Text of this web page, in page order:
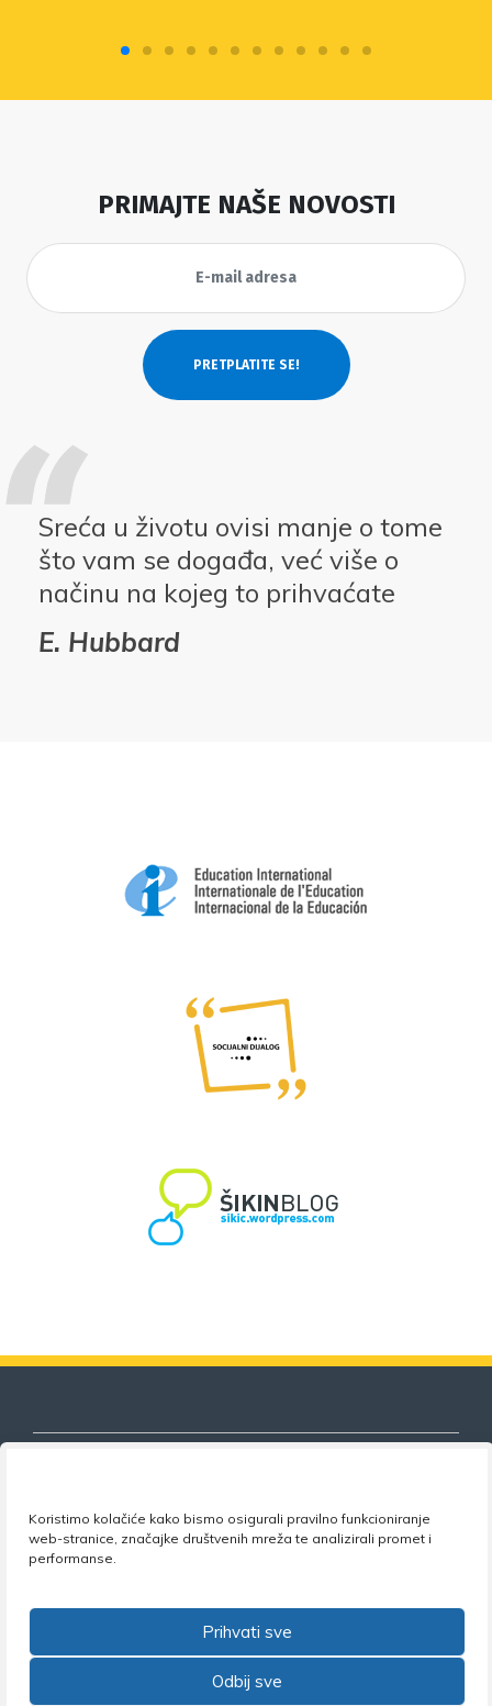
Koristimo kolačiće kako bismo osigurali pravilno funkcioniranje
web-stranice, značajke društvenih mreža te analizirali promet i
performanse.
Prihvati sve
Odbij sve
PRIMAJTE NAŠE NOVOSTI
Sreća u životu ovisi manje o tome
što vam se događa, već više o
načinu na kojeg to prihvaćate
E. Hubbard
Nezavisni sindikat znanosti i visokog
obrazovanja
Adresa: Florijana Andrašeca 18A / VI kat • 10 000
+385 1 4847 337 •Email: